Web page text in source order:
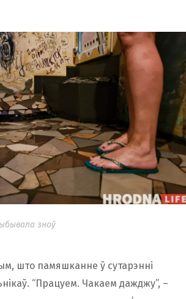
зноў
што памяшканне ў сутарэнні
“Працуем. Чакаем дажджу”, –